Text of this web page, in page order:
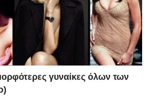
γυναίκες όλων των